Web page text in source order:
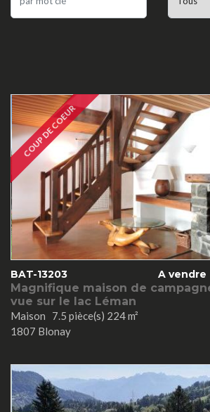
COUP DE COEUR
BAT-13203 A
Magnifique maison de
vue sur le lac Léman
Maison 7.5 pièce(s) 224 m²
1807 Blonay